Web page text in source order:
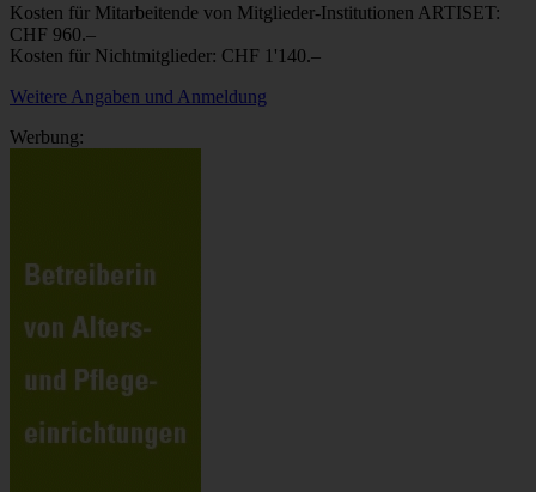
Kosten für Mitarbeitende von Mitglieder-Institutionen ARTISET:
CHF 960.–
Kosten für Nichtmitglieder: CHF 1'140.–
Weitere Angaben und Anmeldung
Werbung: